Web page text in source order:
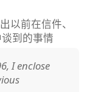
以前在信件、
到的事情
I enclose